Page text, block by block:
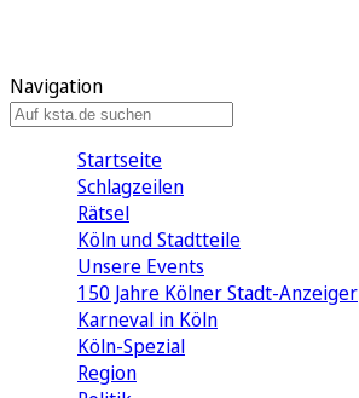
Navigation
Startseite
Schlagzeilen
Rätsel
Köln und Stadtteile
Unsere Events
150 Jahre Kölner Stadt-Anzeiger
Karneval in Köln
Köln-Spezial
Region